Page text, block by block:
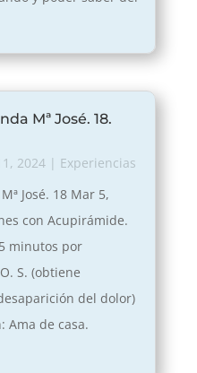
Mª José. 18.
2024| Experiencias
José. 18 Mar 5,
con Acupirámide.
minutos por
S. (obtiene
del dolor)
Ama de casa.